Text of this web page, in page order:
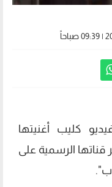
كليب أغنيتها
قناتها الرسمية على